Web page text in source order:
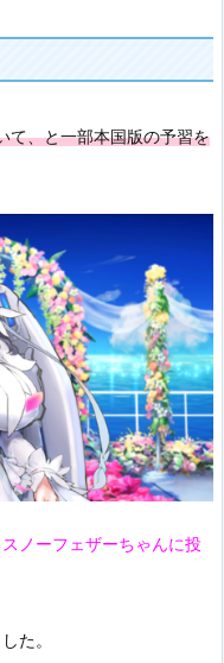
て、と一部本国版の予習を
ノーフェザーちゃんに投
た。